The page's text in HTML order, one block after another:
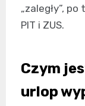
„zaległy”,
PIT i ZUS.
Czym
urlop